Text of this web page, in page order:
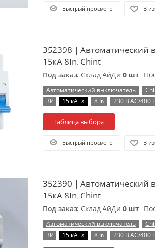
Быстрый просмотр В
352398 | Автоматический
15кА 8In, Chint
Под заказ: Склад АйДи 0 шт
Автоматический выключатель
3P
15 кА x 8 In 230 В AC/400
Таблица выбора
Быстрый просмотр В
352390 | Автоматический
15кА 8In, Chint
Под заказ: Склад АйДи 0 шт
Автоматический выключатель
3P
15 кА x 8 In 230 В AC/400